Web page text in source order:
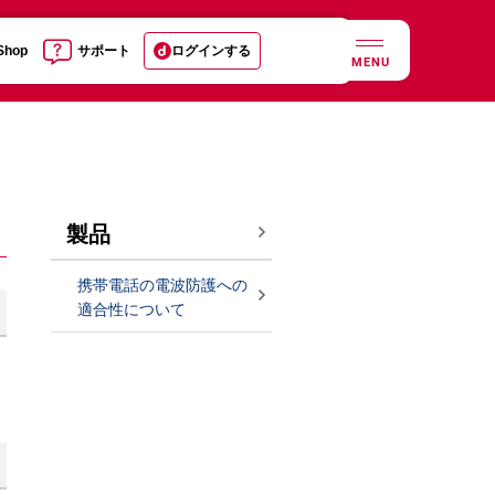
サポート ログインする
MENU
製品
携帯電話の電波防護への
適合性について